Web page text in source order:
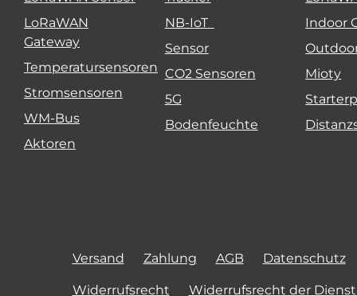
LoRaWAN
Gateway
Temperatursensoren
Stromsensoren
WM-Bus
Aktoren
NB-IoT
Sensor
CO2 Sensoren
5G
Bodenfeuchte
Indoor
Mioty
Versand Zahlung AGB Datenschutz
Widerrufsrecht Widerrufsrecht der